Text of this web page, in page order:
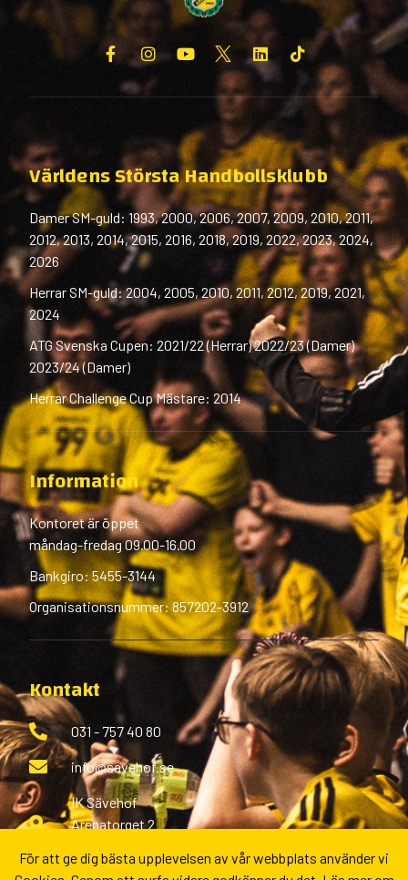
Världens Största Handbollsklubb
Damer SM-guld: 1993, 2000, 2006, 2007, 2009, 2010, 2011,
2012, 2013, 2014, 2015, 2016, 2018, 2019, 2022, 2023, 2024,
2026
Herrar SM-guld: 2004, 2005, 2010, 2011, 2012, 2019, 2021,
2024
ATG Svenska Cupen: 2021/22 (Herrar) 2022/23 (Damer)
2023/24 (Damer)
Herrar Challenge Cup Mästare: 2014
Information
Kontoret är öppet
måndag-fredag 09.00-16.00
Bankgiro: 5455-3144
Organisationsnummer: 857202-3912
Kontakt
031 - 757 40 80
info@savehof.se
IK Sävehof
Arenatorget 2
För att ge dig bästa upplevelsen av vår webbplats använder vi